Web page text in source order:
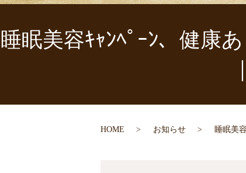
睡眠美容ｷｬﾝﾍﾟｰﾝ、健康
HOME お知らせ 睡眠美